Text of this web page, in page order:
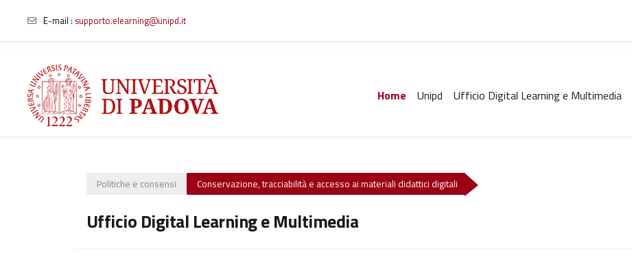
Vai al contenuto principale
E-mail : supporto.elearning@unipd.it
Home Unipd Ufficio Digital Learning e Multimedia
Politiche e consensi Conservazione, tracciabilità e accesso ai materiali didattici digitali
Ufficio Digital Learning e Multimedia